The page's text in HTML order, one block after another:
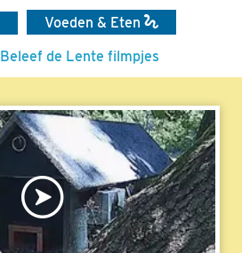
Voeden & Eten
de Lente filmpjes